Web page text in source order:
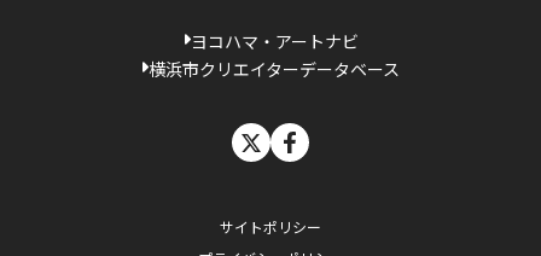
ヨコハマ・アートナビ
横浜市クリエイターデータベース
サイトポリシー